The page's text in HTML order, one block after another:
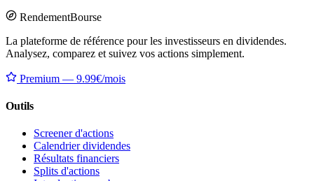
RendementBourse
La plateforme de référence pour les investisseurs en dividendes.
Analysez, comparez et suivez vos actions simplement.
Premium — 9.99€/mois
Outils
Screener d'actions
Calendrier dividendes
Résultats financiers
Splits d'actions